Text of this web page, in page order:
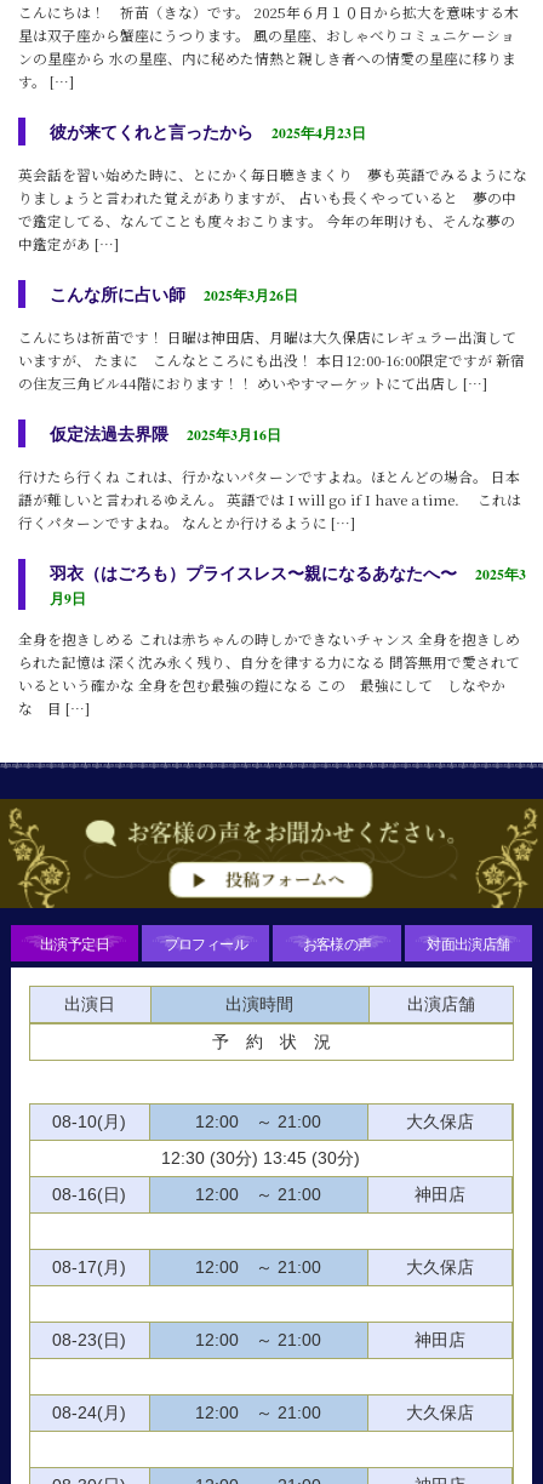
こんにちは！ 祈苗（きな）です。 2025年６月１０日から拡大を意味する木
星は双子座から蟹座にうつります。 風の星座、おしゃべりコミュニケーショ
ンの星座から 水の星座、内に秘めた情熱と親しき者への情愛の星座に移りま
す。 […]
彼が来てくれと言ったから 2025年4月23日
英会話を習い始めた時に、とにかく毎日聴きまくり 夢も英語でみるようにな
りましょうと言われた覚えがありますが、 占いも長くやっていると 夢の中
で鑑定してる、なんてことも度々おこります。 今年の年明けも、そんな夢の
中鑑定があ […]
こんな所に占い師 2025年3月26日
こんにちは祈苗です！ 日曜は神田店、月曜は大久保店にレギュラー出演して
いますが、 たまに こんなところにも出没！ 本日12:00-16:00限定ですが 新宿
の住友三角ビル44階におります！！ めいやすマーケットにて出店し […]
仮定法過去界隈 2025年3月16日
行けたら行くね これは、行かないパターンですよね。ほとんどの場合。 日本
語が難しいと言われるゆえん。 英語では I will go if I have a time. これは
行くパターンですよね。 なんとか行けるように […]
羽衣（はごろも）プライスレス〜親になるあなたへ〜
2025年3
月9日
全身を抱きしめる これは赤ちゃんの時しかできないチャンス 全身を抱きしめ
られた記憶は 深く沈み永く残り、自分を律する力になる 問答無用で愛されて
いるという確かな 全身を包む最強の鎧になる この 最強にして しなやか
な 目 […]
出演予定日
出演日 出演時間
出演店舗
予 約 状 況
08-10(月) 12:00 ～ 21:00
大久保店
12:30 (30分) 13:45 (30分)
08-16(日)
12:00 ～ 21:00 神田店
08-17(月) 12:00 ～ 21:00 大久保店
08-23(日) 12:00 ～ 21:00 神田店
08-24(月) 12:00 ～ 21:00 大久保店
プロフィール お客様の声 対面出演店舗